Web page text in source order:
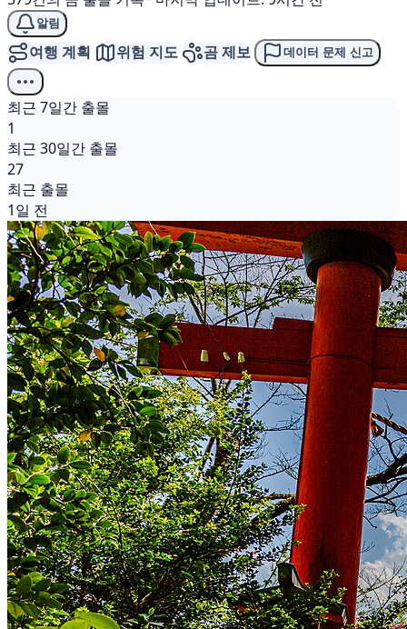
알림
여행 계획 위험 지도 곰 제보 데이터 문제 신고
최근 7일간 출몰
1
최근 30일간 출몰
27
최근 출몰
1일 전